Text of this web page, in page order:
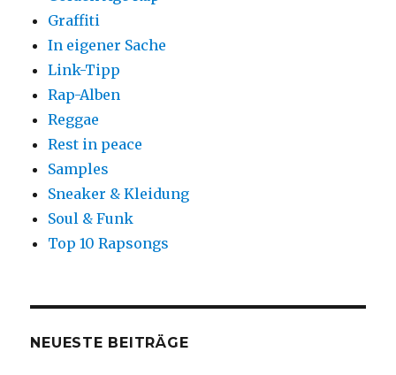
Graffiti
In eigener Sache
Link-Tipp
Rap-Alben
Reggae
Rest in peace
Samples
Sneaker & Kleidung
Soul & Funk
Top 10 Rapsongs
NEUESTE BEITRÄGE